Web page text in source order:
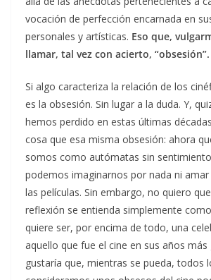
vocación de perfección encarnada en
personales y artísticas. Eso que,
llamar, tal vez con acierto, “obsesión”.
Si algo caracteriza la relación de los
es la obsesión. Sin lugar a la duda. Y,
hemos perdido en estas últimas
cosa que esa misma obsesión: ahora
somos como autómatas sin
podemos imaginarnos por nada ni amar
las películas. Sin embargo, no quiero
reflexión se entienda simplemente
quiere ser, por encima de todo, una
aquello que fue el cine en sus años
gustaría que, mientras se pueda, todos